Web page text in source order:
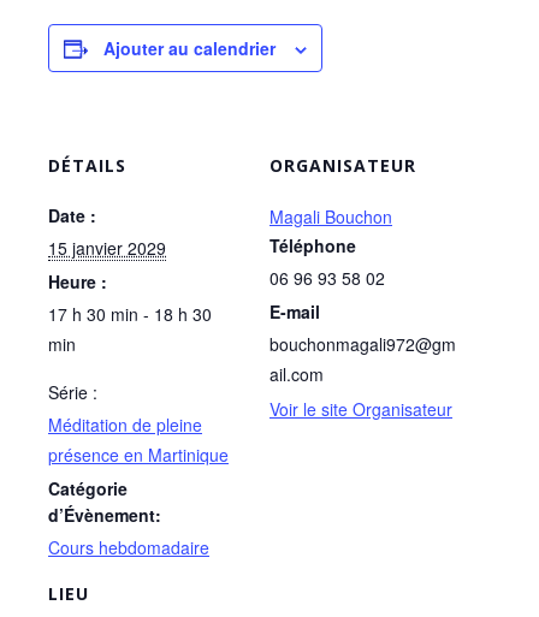
Ajouter au calendrier
DÉTAILS
Date :
15 janvier 2029
Heure :
17 h 30 min - 18 h 30
min
Série :
Méditation de pleine
présence en Martinique
Catégorie
d’Évènement:
Cours hebdomadaire
LIEU
ORGANISATEUR
Magali Bouchon
Téléphone
06 96 93 58 02
E-mail
bouchonmagali972@gm
ail.com
Voir le site Organisateur